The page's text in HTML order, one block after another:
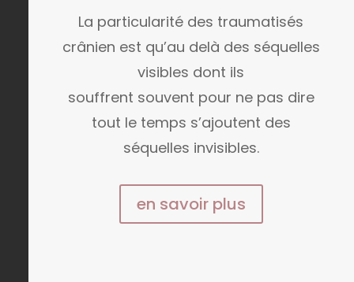
La particularité des traumatisés
crânien est qu’au delà des séquelles
visibles dont ils
souffrent souvent pour ne pas dire
tout le temps s’ajoutent des
séquelles invisibles.
en savoir plus